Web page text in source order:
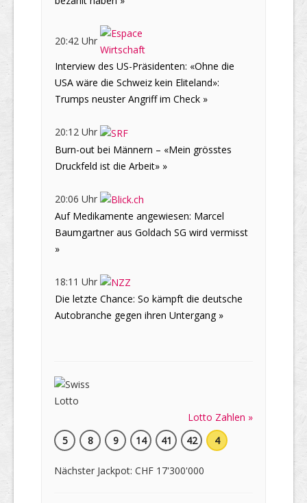
20:42 Uhr
Interview des US-Präsidenten: «Ohne die
USA wäre die Schweiz kein Eliteland»:
Trumps neuster Angriff im Check »
20:12 Uhr
Burn-out bei Männern – «Mein grösstes
Druckfeld ist die Arbeit» »
20:06 Uhr
Auf Medikamente angewiesen: Marcel
Baumgartner aus Goldach SG wird vermisst
»
18:11 Uhr
Die letzte Chance: So kämpft die deutsche
Autobranche gegen ihren Untergang »
Lotto Zahlen »
5
8 9 14 41 42 4
Nächster Jackpot: CHF 17'300'000